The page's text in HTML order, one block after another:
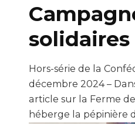
solidaires
Hors-série de la
décembre 2024 –
article sur la Ferme
héberge la pépinière